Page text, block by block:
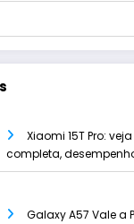
Xiaomi 15T Pro:
completa,
Galaxy A57 Vale a